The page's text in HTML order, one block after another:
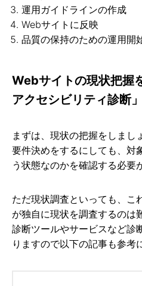
運用ガイドラインの作成
Webサイトに反映
品質の保持のための運用開
Webサイトの現状把握
アクセシビリティ診断」
まずは、現状の把握をしまし
要件決めをするにしても、対
う状態なのかを確認する必要
ただ現状調査といっても、こ
が独自に現状を調査するのは
診断ツールやサービスなど診
りますので以下の記事も参考